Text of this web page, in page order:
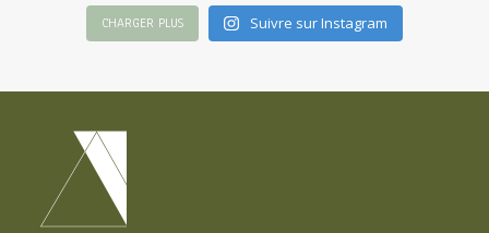
CHARGER PLUS Suivre sur Instagram